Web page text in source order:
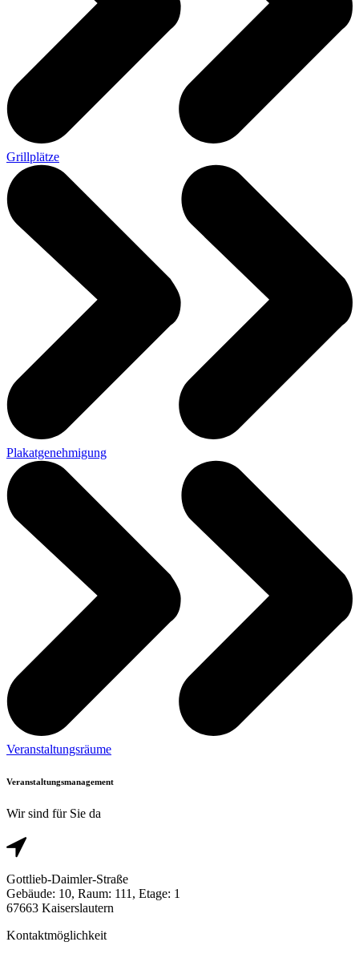
Grillplätze
Plakatgenehmigung
Veranstaltungsräume
Veranstaltungsmanagement
Wir sind für Sie da
Gottlieb-Daimler-Straße
Gebäude: 10, Raum: 111, Etage: 1
67663 Kaiserslautern
Kontaktmöglichkeit